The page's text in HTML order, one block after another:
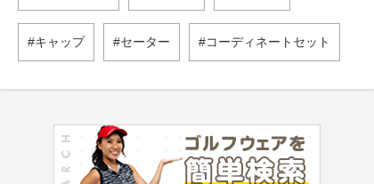
キャップ セーター コーディネートセット